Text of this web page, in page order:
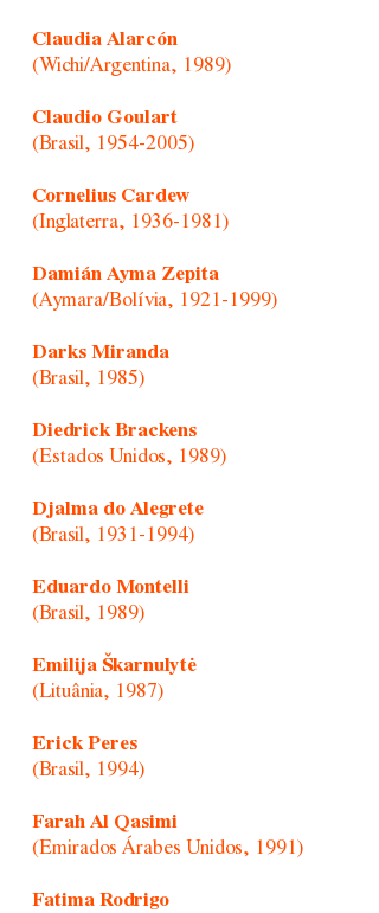
Claudia Alarcón
(Wichi/Argentina, 1989)
Claudio Goulart
(Brasil, 1954-2005)
Cornelius Cardew
(Inglaterra, 1936-1981)
Damián Ayma Zepita
(Aymara/Bolívia, 1921-1999)
Darks Miranda
(Brasil, 1985)
Diedrick Brackens
(Estados Unidos, 1989)
Djalma do Alegrete
(Brasil, 1931-1994)
Eduardo Montelli
(Brasil, 1989)
Emilija Škarnulytė
(Lituânia, 1987)
Erick Peres
(Brasil, 1994)
Farah Al Qasimi
(Emirados Árabes Unidos, 1991)
Fatima Rodrigo